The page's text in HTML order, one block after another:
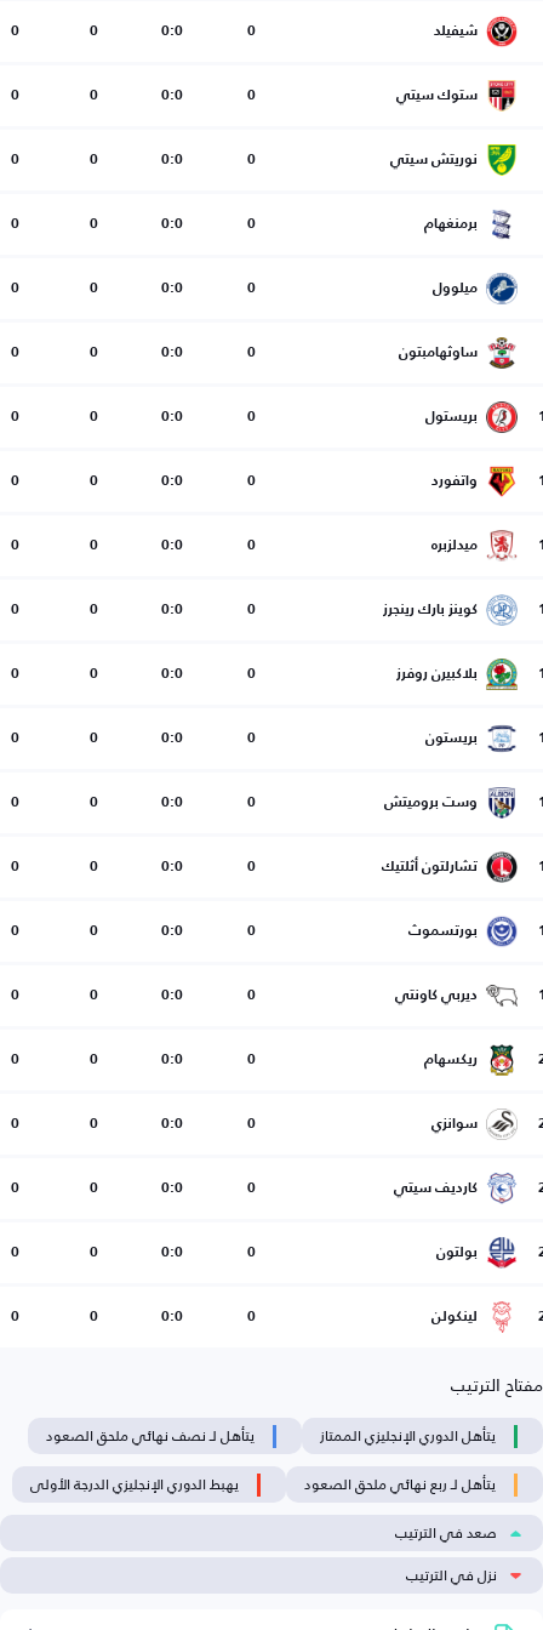
شيفيلد 0
0:0
0
0
ستوك سيتي 0
0:0
0
0
نوريتش سيتي 0
0:0
0
0
برمنغهام 0
0:0
0
0
ميلوول 0
0:0
0
0
ساوثهامبتون 0
0:0
0
0
بريستول 0
0:0
0
0
واتفورد 0
0:0
0
0
ميدلزبره 0
0:0
0
0
كوينز بارك رينجرز 0
0:0
0
0
بلاكبيرن روفرز 0
0:0
0
0
بريستون 0
0:0
0
0
وست بروميتش 0
0:0
0
0
تشارلتون أثلتيك 0
0:0
0
0
بورتسموث 0
0:0
0
0
ديربي كاونتي 0
0:0
0
0
ريكسهام 0
0:0
0
0
سوانزي 0
0:0
0
0
كارديف سيتي 0
0:0
0
0
بولتون 0
0:0
0
0
لينكولن 0
0:0
0
0
مفتاح الترتيب
يتأهل الدوري الإنجليزي الممتاز
يتأهل لـ نصف نهائي ملحق الصعود
يتأهل لـ ربع نهائي ملحق الصعود
يهبط الدوري الإنجليزي الدرجة الأولى
صعد في الترتيب
نزل في الترتيب